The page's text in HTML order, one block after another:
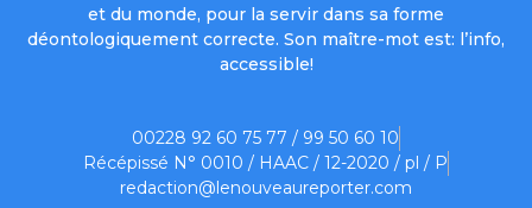
et du monde, pour la servir dans sa forme
déontologiquement correcte. Son maître-mot est: l’info,
accessible!
00228 92 60 75 77 / 99 50 60 10
Récépissé N° 0010 / HAAC / 12-2020 / pl / P
redaction@lenouveaureporter.com